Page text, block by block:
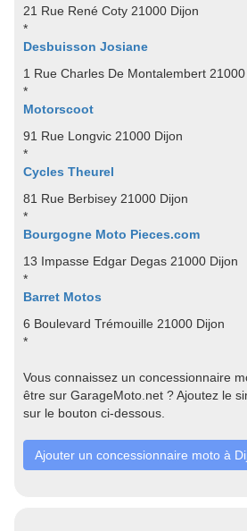
21 Rue René Coty 21000 Dijon
*
Desbuisson Josiane
1 Rue Charles De Montalembert 21000
*
Motorscoot
91 Rue Longvic 21000 Dijon
*
Cycles Theurel
81 Rue Berbisey 21000 Dijon
*
Bourgogne Moto Pieces.com
13 Impasse Edgar Degas 21000 Dijon
*
Barret Motos
6 Boulevard Trémouille 21000 Dijon
*
Vous connaissez un concessionnaire
être sur GarageMoto.net ? Ajoutez le
sur le bouton ci-dessous.
Ajouter un concessionnaire moto à